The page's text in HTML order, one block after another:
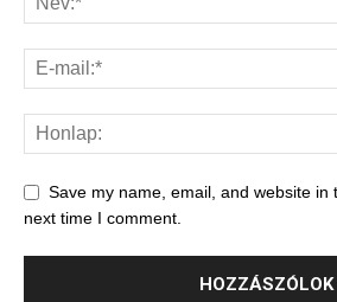
Save my name, email, and website in
next time I comment.